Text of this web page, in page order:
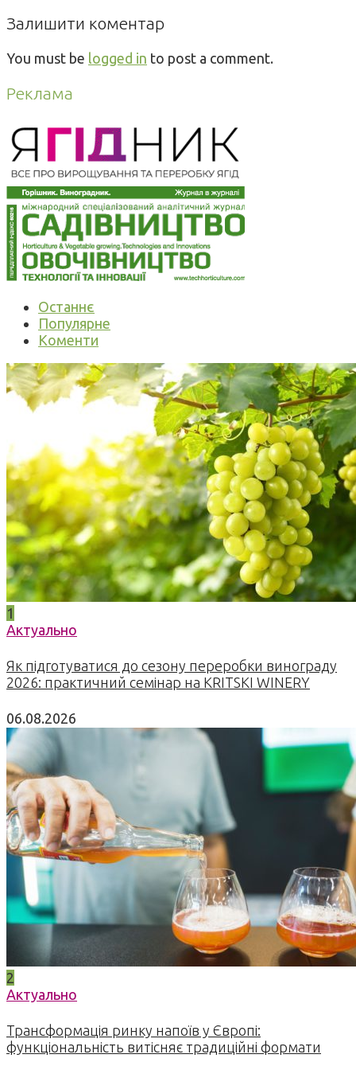
Залишити коментар
You must be logged in to post a comment.
Реклама
Останнє
Популярне
Коменти
1
Актуально
Як підготуватися до сезону переробки винограду
2026: практичний семінар на KRITSKI WINERY
06.08.2026
2
Актуально
Трансформація ринку напоїв у Європі:
функціональність витісняє традиційні формати